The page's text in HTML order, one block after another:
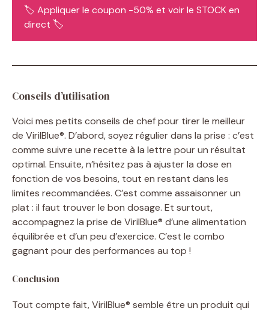
🏷️ Appliquer le coupon -50% et voir le STOCK en
direct 🏷️
Conseils d’utilisation
Voici mes petits conseils de chef pour tirer le meilleur
de VirilBlue®. D’abord, soyez régulier dans la prise : c’est
comme suivre une recette à la lettre pour un résultat
optimal. Ensuite, n’hésitez pas à ajuster la dose en
fonction de vos besoins, tout en restant dans les
limites recommandées. C’est comme assaisonner un
plat : il faut trouver le bon dosage. Et surtout,
accompagnez la prise de VirilBlue® d’une alimentation
équilibrée et d’un peu d’exercice. C’est le combo
gagnant pour des performances au top !
Conclusion
Tout compte fait, VirilBlue® semble être un produit qui